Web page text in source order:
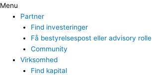
Menu
Partner
Find investeringer
Få bestyrelsespost eller advisory rolle
Community
Virksomhed
Find kapital